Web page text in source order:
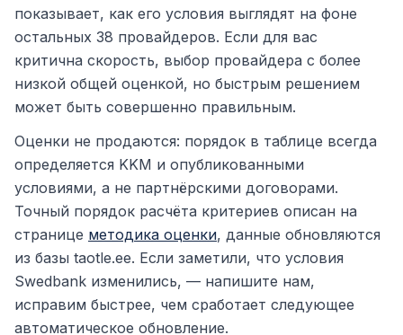
показывает, как его условия выглядят на фоне
остальных 38 провайдеров. Если для вас
критична скорость, выбор провайдера с более
низкой общей оценкой, но быстрым решением
может быть совершенно правильным.
Оценки не продаются: порядок в таблице всегда
определяется KKM и опубликованными
условиями, а не партнёрскими договорами.
Точный порядок расчёта критериев описан на
странице методика оценки, данные обновляются
из базы taotle.ee. Если заметили, что условия
Swedbank изменились, — напишите нам,
исправим быстрее, чем сработает следующее
автоматическое обновление.